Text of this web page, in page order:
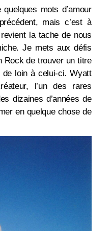
mots d’amour
mais c’est à
la tache de nous
Je mets aux défis
Rock de trouver un titre
loin à celui-ci. Wyatt
l’un des rares
dizaines d’années de
en quelque chose de